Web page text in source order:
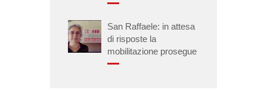
San Raffaele: in attesa
di risposte la
mobilitazione prosegue